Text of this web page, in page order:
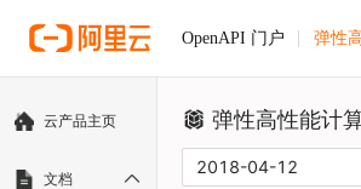
OpenAPI 门户 弹性
云产品主页
文档
弹性高性能计
2018-04-12